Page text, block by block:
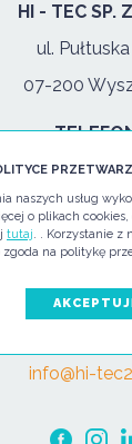
HI - TEC SP.
ul.
07-200
tel:+48 29
kom:+48 502
GODZINY
pon. - pt.:
info@hi-
naszych usług
o plikach
tutaj. . Korzystanie z
na politykę